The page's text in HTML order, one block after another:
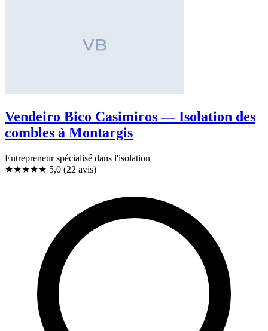
Vendeiro Bico Casimiros — Isolation des
combles à Montargis
Entrepreneur spécialisé dans l'isolation
★★★★★ 5,0 (22 avis)